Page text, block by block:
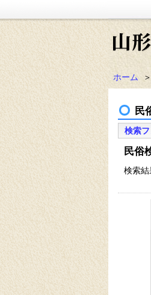
ホーム ＞
民
検索
民俗
検索結